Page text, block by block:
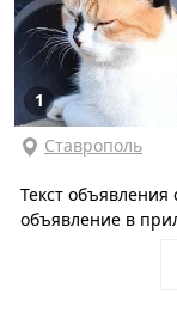
1
Ставрополь
Текст объявления
объявление в